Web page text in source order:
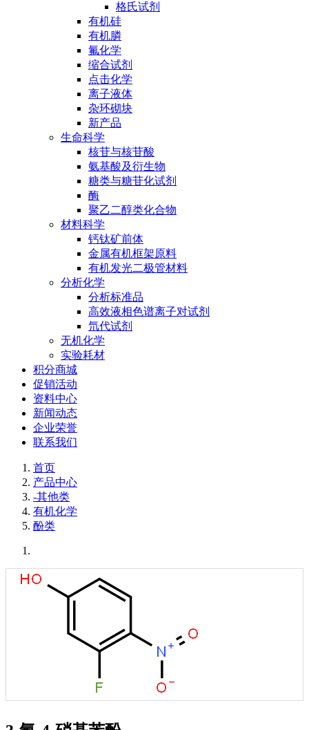
格氏试剂
有机硅
有机膦
氟化学
缩合试剂
点击化学
离子液体
杂环砌块
新产品
生命科学
核苷与核苷酸
氨基酸及衍生物
糖类与糖苷化试剂
酶
聚乙二醇类化合物
材料科学
钙钛矿前体
金属有机框架原料
有机发光二极管材料
分析化学
分析标准品
高效液相色谱离子对试剂
氘代试剂
无机化学
实验耗材
积分商城
促销活动
资料中心
新闻动态
企业荣誉
联系我们
首页
产品中心
-其他类
有机化学
酚类